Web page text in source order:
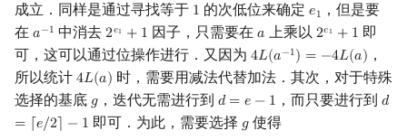
成立．同样是通过寻找等于 1
1 的次低位来确定 𝑒1
e1 ，但是要
在 𝑎−1
a−1 中消去2𝑒1 + 1
2e1 +1 因子，只需要在𝑎
a 上乘以 2𝑒1 + 1
2e1 +1
即
可，这可以通过位操作进行．又因为 4𝐿(𝑎−1) = −4𝐿(𝑎)
4L(a−1)= −4 L(a)
，
所以统计 4𝐿(𝑎)
4L(a) 时，需要用减法代替加法．其次，对于特殊
选择的基底 𝑔
g，迭代无需进行到 𝑑 = 𝑒 − 1
d =e −1 ，而只要进行到𝑑
= ⌈𝑒/2⌉ − 1
d
即可．为此，需要选择 𝑔
g使得